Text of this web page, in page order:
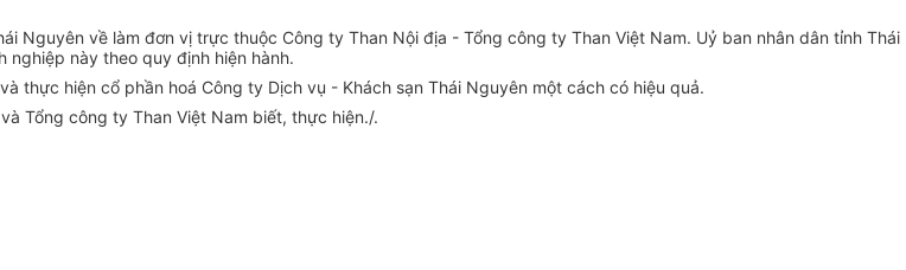
Nguyên về làm đơn vị trực thuộc Công ty Than Nội địa - Tổng công ty Than Việt Nam. Uỷ ban nhân dân tỉnh Thái
nghiệp này theo quy định hiện hành.
thực hiện cổ phần hoá Công ty Dịch vụ - Khách sạn Thái Nguyên một cách có hiệu quả.
Tổng công ty Than Việt Nam biết, thực hiện./.